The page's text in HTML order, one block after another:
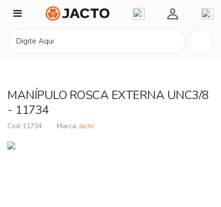
Minha Conta
MANÍPULO ROSCA EXTERNA UNC3/8
- 11734
11734 Jacto